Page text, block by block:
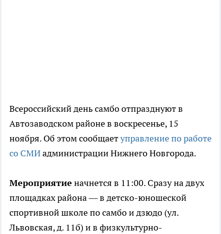
Всероссийский день самбо отпразднуют в
Автозаводском районе в воскресенье, 15
ноября. Об этом сообщаетуправление по работе
со СМИадминистрации Нижнего Новгорода.
Мероприятие начнется в 11:00. Сразу на двух
площадках района — в детско-юношеской
спортивной школе по самбо и дзюдо (ул.
Львовская, д. 11б) и в физкультурно-